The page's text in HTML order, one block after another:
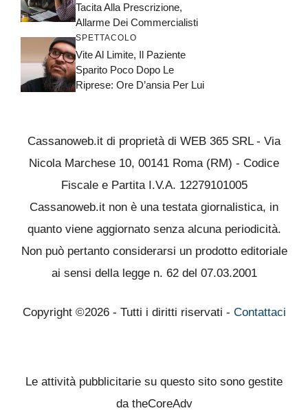
Tacita Alla Prescrizione,
Allarme Dei Commercialisti
SPETTACOLO
Vite Al Limite, Il Paziente
Sparito Poco Dopo Le
Riprese: Ore D’ansia Per Lui
Cassanoweb.it di proprietà di WEB 365 SRL - Via
Nicola Marchese 10, 00141 Roma (RM) - Codice
Fiscale e Partita I.V.A. 12279101005
Cassanoweb.it non è una testata giornalistica, in
quanto viene aggiornato senza alcuna periodicità.
Non può pertanto considerarsi un prodotto editoriale
ai sensi della legge n. 62 del 07.03.2001
Copyright ©2026 - Tutti i diritti riservati - Contattaci
Le attività pubblicitarie su questo sito sono gestite
da theCoreAdv